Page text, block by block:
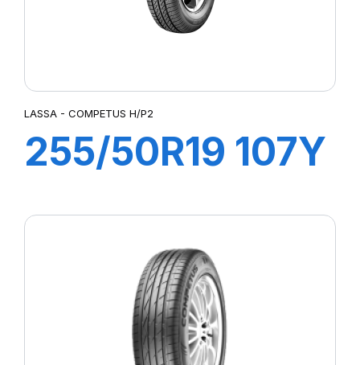
LASSA - COMPETUS H/P2
255/50R19 107Y